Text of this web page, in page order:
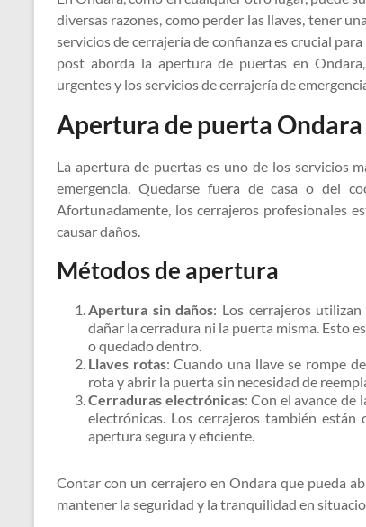
diversas razones, como perder las llaves, tener
servicios de cerrajería de confianza es crucial
post aborda la apertura de puertas en
urgentes y los servicios de cerrajería de
Apertura de puerta Ondara
La apertura de puertas es uno de los servicios
emergencia. Quedarse fuera de casa o del
Afortunadamente, los cerrajeros profesionales
causar daños.
Métodos de apertura
Apertura sin daños: Los cerrajeros
dañar la cerradura ni la puerta misma. Esto
o quedado dentro.
Llaves rotas: Cuando una llave se rompe
rota y abrir la puerta sin necesidad de
Cerraduras electrónicas: Con el avance de
electrónicas. Los cerrajeros también están
apertura segura y eficiente.
Contar con un cerrajero en Ondara que pueda
mantener la seguridad y la tranquilidad en